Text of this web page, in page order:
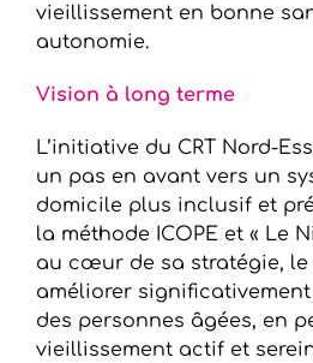
vieillissement en bonne
autonomie.
Vision à long terme
L’initiative du CRT Nord-
un pas en avant vers un
domicile plus inclusif et
la méthode ICOPE et « Le
au cœur de sa stratégie, le
améliorer
des personnes âgées, en
vieillissement actif et